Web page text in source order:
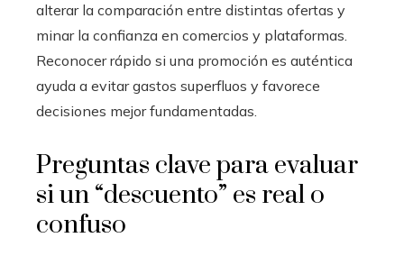
alterar la comparación entre distintas ofertas y
minar la confianza en comercios y plataformas.
Reconocer rápido si una promoción es auténtica
ayuda a evitar gastos superfluos y favorece
decisiones mejor fundamentadas.
Preguntas clave para evaluar
si un “descuento” es real o
confuso